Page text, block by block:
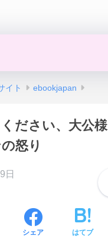
イト ebookjapan
ください、大公
怒り
日
シェア はてブ